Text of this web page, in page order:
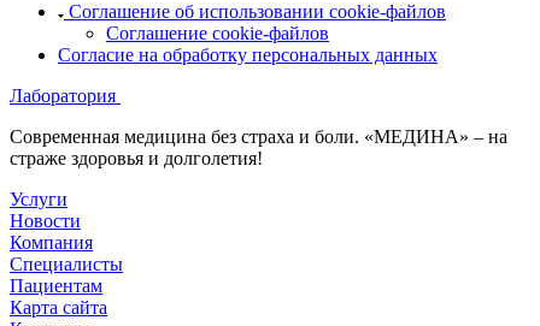
Соглашение об использовании cookie-файлов
Соглашение cookie-файлов
Согласие на обработку персональных данных
Лаборатория
Современная медицина без страха и боли. «МЕДИНА» – на
страже здоровья и долголетия!
Услуги
Новости
Компания
Специалисты
Пациентам
Карта сайта